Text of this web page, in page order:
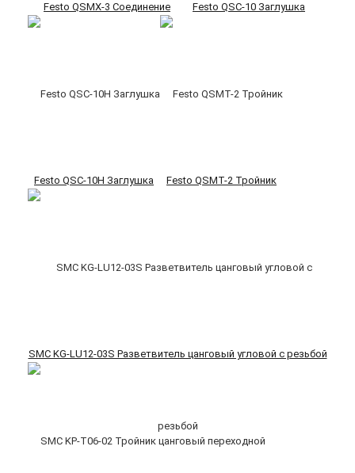
Festo QSMX-3 Соединение Festo QSC-10 Заглушка
Festo QSC-10H Заглушка Festo QSMT-2 Тройник
SMC KG-LU12-03S Разветвитель цанговый угловой с резьбой